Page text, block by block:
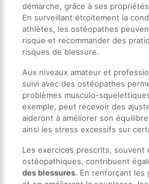
démarche, grâce à ses
En surveillant étroitement la
athlètes, les ostéopathes
risque et recommander des
risques de blessure.
Aux niveaux amateur et
suivi avec des ostéopathes
problèmes musculo-
exemple, peut recevoir des
aideront à améliorer son
ainsi les stress excessifs sur
Les exercices prescrits, souvent
ostéopathiques, contribuent
des blessures. En renforçant les